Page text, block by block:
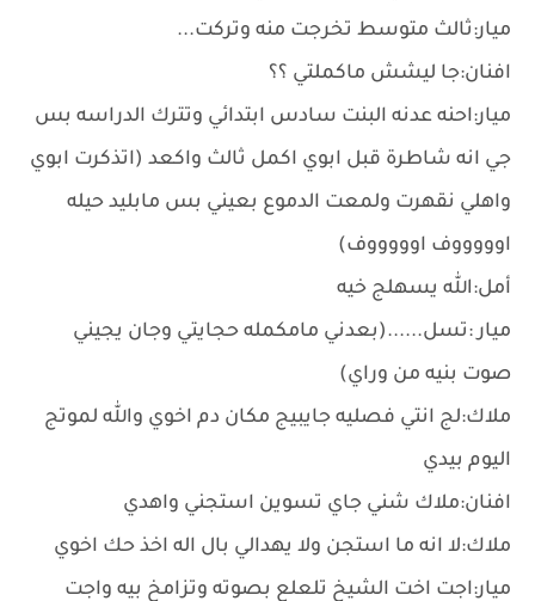
ميار:ثالث متوسط تخرجت منه وتركت...
افنان:جا ليشش ماكملتي ؟؟
ميار:احنه عدنه البنت سادس ابتدائي وتترك الدراسه بس
جي انه شاطرة قبل ابوي اكمل ثالث واكعد (اتذكرت ابوي
واهلي نقهرت ولمعت الدموع بعيني بس مابليد حيله
اوووووف اوووووف)
أمل:الله يسهلج خيه
ميار :تسل......(بعدني مامكمله حجايتي وجان يجيني
صوت بنيه من وراي)
ملاك:لج انتي فصليه جايبيج مكان دم اخوي والله لموتج
اليوم بيدي
افنان:ملاك شني جاي تسوين استجني واهدي
ملاك:لا انه ما استجن ولا يهدالي بال اله اخذ حك اخوي
ميار:اجت اخت الشيخ تلعلع بصوته وتزامخ بيه واجت